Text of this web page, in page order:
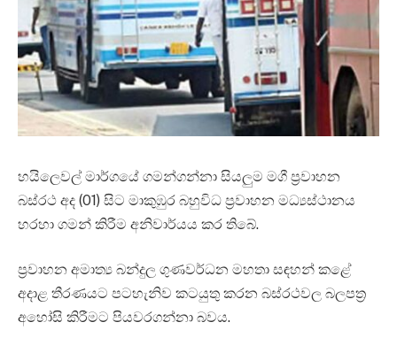
හයිලෙවල් මාර්ගයේ ගමන්ගන්නා සියලුම මගී ප්‍රවාහන
බස්රථ අද (01) සිට මාකුඹුර බහුවිධ ප්‍රවාහන මධ්‍යස්ථානය
හරහා ගමන් කිරීම අනිවාර්යය කර තිබේ.
ප්‍රවාහන අමාත්‍ය බන්දුල ගුණවර්ධන මහතා සඳහන් කළේ
අදාළ තීරණයට පටහැනිව කටයුතු කරන බස්රථවල බලපත්‍ර
අහෝසි කිරීමට පියවරගන්නා බවය.